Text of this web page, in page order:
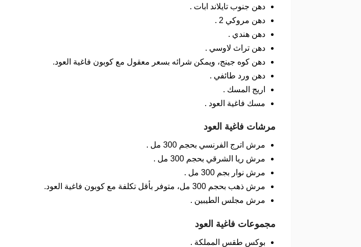
دهن جنوب تايلاند ابات .
دهن مروكي 2 .
دهن هندي .
دهن تراث لاوسي .
دهن كوه جينج، ويمكن شرائه بسعر معقول مع كوبون فاغية العود.
دهن ورد طائفي .
اريج المسك .
مسك فاغية العود .
مرشات فاغية العود
مرش اترج الفرنسي بحجم 300 مل .
مرش ريا الشرقي بحجم 300 مل .
مرش نوار بجم 300 مل .
مرش ذهب بحجم 300 مل، متوفر بأقل تكلفة مع كوبون فاغية العود.
مرش مجلس الطيبين .
مجموعات فاغية العود
بوكس طقس المملكة .